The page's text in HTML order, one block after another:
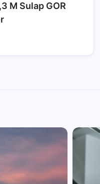
M Sulap GOR